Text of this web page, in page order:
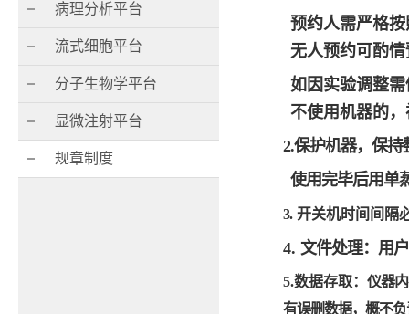
病理分析平台
流式细胞平台
分子生物学平台
显微注射平台
规章制度
预约人需严格
无人预约可酌
如因实验调整
不使用机器的
2.保护机器，保持
使用完毕后用单
3. 开关机时间间隔
4. 文件处理：用
5.数据存取： 仪器
有误删数据，概不